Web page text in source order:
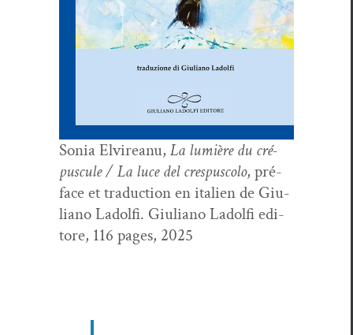
Sonia Elvire­anu, La lumière du cré­
pus­cule/ La luce del cre­s­pus­co­lo, pré­
face et tra­duc­tion en ital­ien de Giu­
liano Ladolfi. Giu­liano Ladolfi edi­
tore, 116 pages, 2025